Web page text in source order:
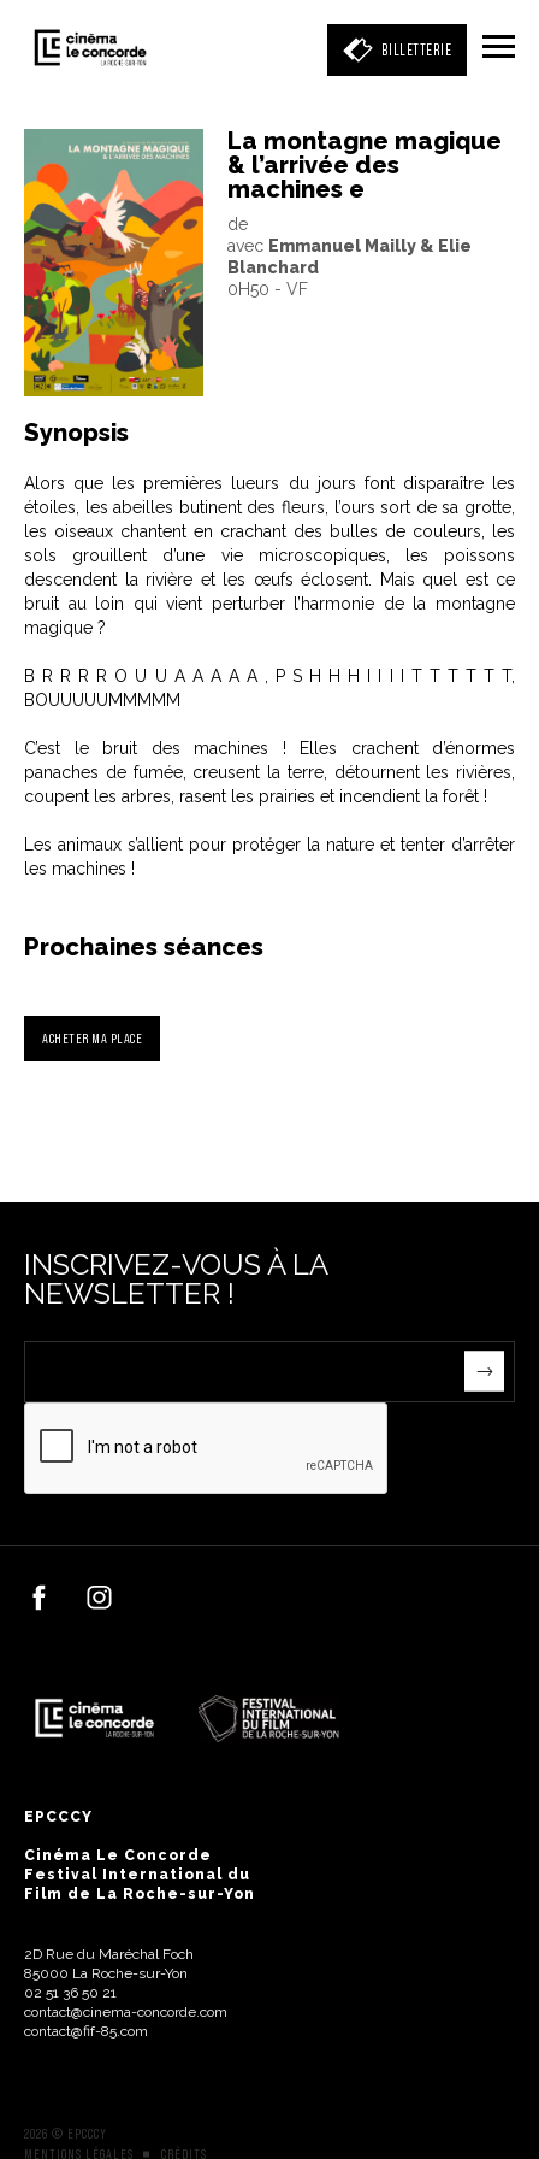
BILLETTERIE
Entrez votre mot clé
(film, réalisateur, acteur, événement)
La montagne magique
& l’arrivée des
machines e
de
avec Emmanuel Mailly & Elie
Blanchard
0H50 - VF
Synopsis
Alors que les premières lueurs du jours font disparaître les
étoiles, les abeilles butinent des fleurs, l’ours sort de sa grotte,
les oiseaux chantent en crachant des bulles de couleurs, les
sols grouillent d’une vie microscopiques, les poissons
descendent la rivière et les œufs éclosent. Mais quel est ce
bruit au loin qui vient perturber l’harmonie de la montagne
magique ?
B R R R R O U U A A A A A , P S H H H I I I I T T T T T T,
BOUUUUUMMMMM
C’est le bruit des machines ! Elles crachent d’énormes
panaches de fumée, creusent la terre, détournent les rivières,
coupent les arbres, rasent les prairies et incendient la forêt !
Les animaux s’allient pour protéger la nature et tenter d’arrêter
les machines !
Prochaines séances
ACHETER MA PLACE
INSCRIVEZ-VOUS À LA
NEWSLETTER !
EPCCCY
Cinéma Le Concorde
Festival International du
Film de La Roche-sur-Yon
2D Rue du Maréchal Foch
85000 La Roche-sur-Yon
02 51 36 50 21
contact@cinema-concorde.com
contact@fif-85.com
2026 © EPCCCY
MENTIONS LÉGALES
CRÉDITS